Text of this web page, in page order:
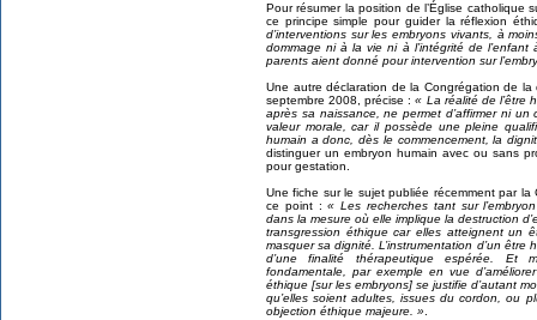
Pour résumer la position de l’Église
ce principe simple pour guider la réflexion
d’interventions sur les embryons vivants, à
dommage ni à la vie ni à l’intégrité de
parents aient donné pour intervention sur
Une autre déclaration de la Congrégation de
septembre 2008, précise :« La réalité de l’être
après sa naissance, ne permet d’affirmer ni
valeur morale, car il possède une pleine
humain a donc, dès le commencement, la
distinguer un embryon humain avec ou sans
pour gestation.
Une fiche sur le sujet publiée récemment par
ce point :« Les recherches tant sur
dans la mesure où elle implique la destruction
transgression éthique car elles atteignent un
masquer sa dignité. L’instrumentation d’un
d’une finalité thérapeutique espérée. Et
fondamentale, par exemple en vue
éthique [sur les embryons] se justifie d’autant
qu’elles soient adultes, issues du cordon, ou
objection éthique majeure. ».